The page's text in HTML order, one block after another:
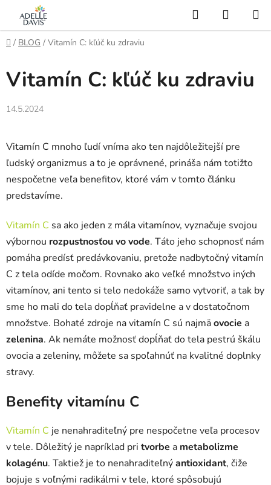
obsah
Hľadať
KOŠÍK
Domov
/ BLOG / Vitamín C: kľúč ku zdraviu
Vitamín C: kľúč ku zdraviu
14.5.2024
Vitamín C mnoho ľudí vníma ako ten najdôležitejší pre
ľudský organizmus a to je oprávnené, prináša nám totižto
nespočetne veľa benefitov, ktoré vám v tomto článku
predstavíme.
Vitamín C sa ako jeden z mála vitamínov, vyznačuje svojou
výbornou rozpustnosťou vo vode. Táto jeho schopnosť nám
pomáha predísť predávkovaniu, pretože nadbytočný vitamín
C z tela odíde močom. Rovnako ako veľké množstvo iných
vitamínov, ani tento si telo nedokáže samo vytvoriť, a tak by
sme ho mali do tela dopĺňať pravidelne a v dostatočnom
množstve. Bohaté zdroje na vitamín C sú najmäovocie a
zelenina. Ak nemáte možnosť dopĺňať do tela pestrú škálu
ovocia a zeleniny, môžete sa spoľahnúť na kvalitné doplnky
stravy.
Benefity vitamínu C
Vitamín C je nenahraditeľný pre nespočetne veľa procesov
v tele. Dôležitý je napríklad pri tvorbe a metabolizme
kolagénu. Taktiež je to nenahraditeľnýantioxidant, čiže
bojuje s voľnými radikálmi v tele, ktoré spôsobujú
AI Asistent